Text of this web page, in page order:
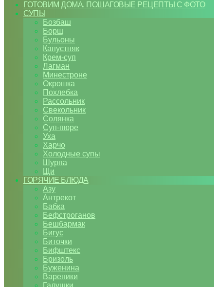
ГОТОВИМ ДОМА. ПОШАГОВЫЕ РЕЦЕПТЫ С ФОТО
СУПЫ
Бозбаш
Борщ
Бульоны
Капустняк
Крем-суп
Лагман
Минестроне
Окрошка
Похлебка
Рассольник
Свекольник
Солянка
Суп-пюре
Уха
Харчо
Холодные супы
Шурпа
Щи
ГОРЯЧИЕ БЛЮДА
Азу
Антрекот
Бабка
Бефстроганов
Бешбармак
Бигус
Биточки
Бифштекс
Бризоль
Буженина
Вареники
Галушки